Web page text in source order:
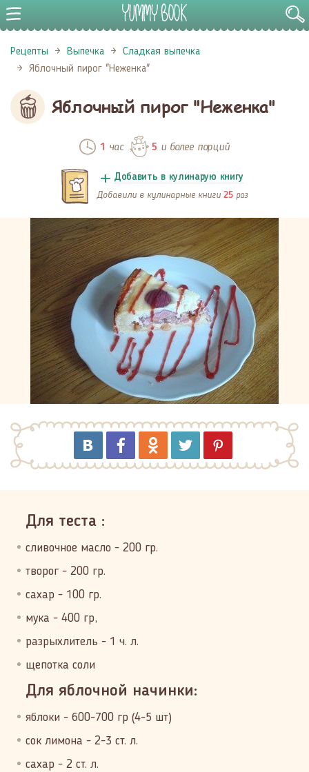
Рецепты Выпечка
Сладкая выпечка
Яблочный пирог "Неженка"
Яблочный пирог "Неженка"
1 час 5 и более порций
Добавить в кулинарую книгу
Добавили в кулинарные книги 25 раз
Для теста :
сливочное масло - 200 гр.
творог - 200 гр.
сахар - 100 гр.
мука - 400 гр,
разрыхлитель - 1 ч. л.
щепотка соли
Для яблочной начинки:
яблоки - 600-700 гр (4-5 шт)
сок лимона - 2-3 ст. л.
сахар - 2 ст. л.